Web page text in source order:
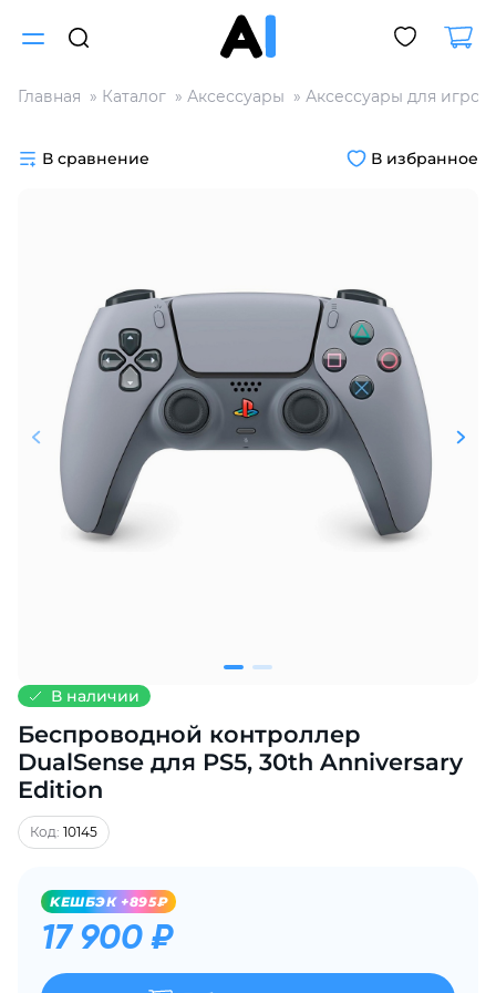
Главная Каталог Аксессуары Аксессуары для
В наличии
Беспроводной контроллер
DualSense для PS5, 30th Anniversary
Edition
Код: 10145
KЕШБЭК +895₽
17 900 ₽
В сравнение В избранное
Разбейте
График платежей
Сегодня
25 %
Добавляйте товары
% картой любого банка
Получайте товар
выбранный способом
Оставшиеся
по25%каждые 2 недели
Подробнее